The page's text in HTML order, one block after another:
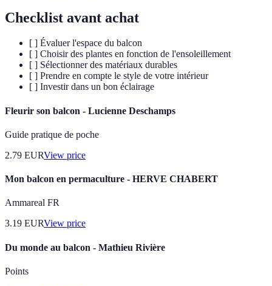
Checklist avant achat
[ ] Évaluer l'espace du balcon
[ ] Choisir des plantes en fonction de l'ensoleillement
[ ] Sélectionner des matériaux durables
[ ] Prendre en compte le style de votre intérieur
[ ] Investir dans un bon éclairage
Fleurir son balcon - Lucienne Deschamps
Guide pratique de poche
2.79 EURView price
Mon balcon en permaculture - HERVE CHABERT
Ammareal FR
3.19 EURView price
Du monde au balcon - Mathieu Rivière
Points